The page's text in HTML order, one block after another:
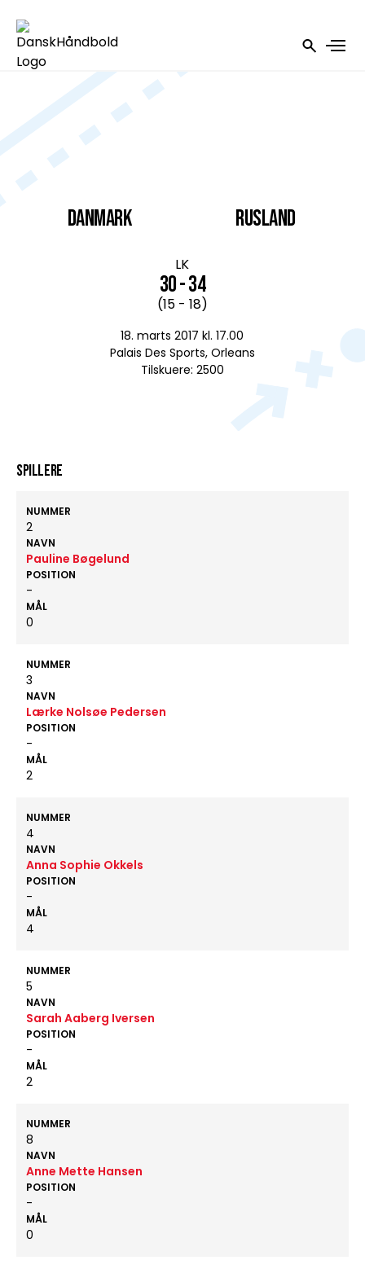
DANMARK
LK
30 - 34
(15 - 18)
18. marts 2017 kl. 17.00
Palais Des Sports, Orleans
Tilskuere: 2500
Rusland
Spillere
NUMMER
2
NAVN
Pauline Bøgelund
POSITION
-
MÅL
0
NUMMER
3
NAVN
Lærke Nolsøe Pedersen
POSITION
-
MÅL
2
NUMMER
4
NAVN
Anna Sophie Okkels
POSITION
-
MÅL
4
NUMMER
5
NAVN
Sarah Aaberg Iversen
POSITION
-
MÅL
2
NUMMER
8
NAVN
Anne Mette Hansen
POSITION
-
MÅL
0